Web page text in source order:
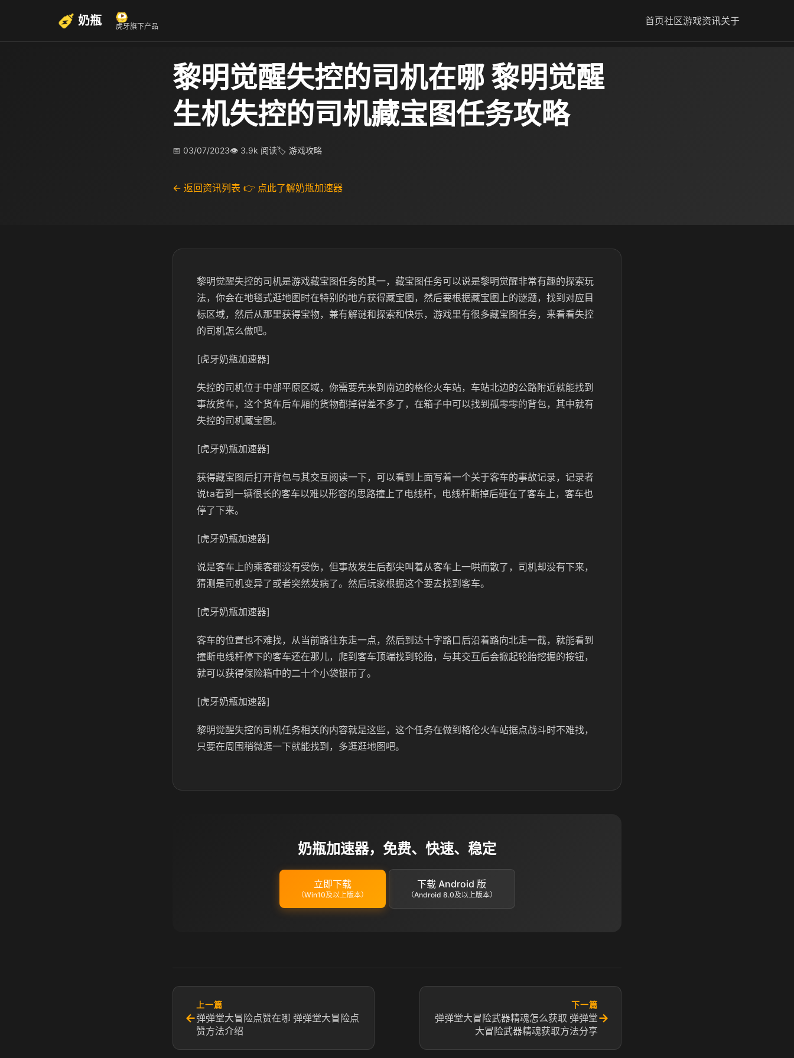
奶瓶 虎牙旗下产品 首页社区游戏资讯关于
黎明觉醒失控的司机在哪 黎明觉醒
生机失控的司机藏宝图任务攻略
📅 03/07/2023👁 3.9k 阅读🏷 游戏攻略
← 返回资讯列表 👉 点此了解奶瓶加速器
黎明觉醒失控的司机是游戏藏宝图任务的其一，藏宝图任务可以说是黎明觉醒非常有趣的探索玩
法，你会在地毯式逛地图时在特别的地方获得藏宝图，然后要根据藏宝图上的谜题，找到对应目
标区域，然后从那里获得宝物，兼有解谜和探索和快乐，游戏里有很多藏宝图任务，来看看失控
的司机怎么做吧。
[虎牙奶瓶加速器]
失控的司机位于中部平原区域，你需要先来到南边的格伦火车站，车站北边的公路附近就能找到
事故货车，这个货车后车厢的货物都掉得差不多了，在箱子中可以找到孤零零的背包，其中就有
失控的司机藏宝图。
[虎牙奶瓶加速器]
获得藏宝图后打开背包与其交互阅读一下，可以看到上面写着一个关于客车的事故记录，记录者
说ta看到一辆很长的客车以难以形容的思路撞上了电线杆，电线杆断掉后砸在了客车上，客车也
停了下来。
[虎牙奶瓶加速器]
说是客车上的乘客都没有受伤，但事故发生后都尖叫着从客车上一哄而散了，司机却没有下来，
猜测是司机变异了或者突然发病了。然后玩家根据这个要去找到客车。
[虎牙奶瓶加速器]
客车的位置也不难找，从当前路往东走一点，然后到达十字路口后沿着路向北走一截，就能看到
撞断电线杆停下的客车还在那儿，爬到客车顶端找到轮胎，与其交互后会掀起轮胎挖掘的按钮，
就可以获得保险箱中的二十个小袋银币了。
[虎牙奶瓶加速器]
黎明觉醒失控的司机任务相关的内容就是这些，这个任务在做到格伦火车站据点战斗时不难找，
只要在周围稍微逛一下就能找到，多逛逛地图吧。
奶瓶加速器，免费、快速、稳定
立即下载
（Win10及以上版本）
下载 Android 版
（Android 8.0及以上版本）
←
上一篇
弹弹堂大冒险点赞在哪 弹弹堂大冒险点
赞方法介绍
下一篇
弹弹堂大冒险武器精魂怎么获取 弹弹堂
大冒险武器精魂获取方法分享
→